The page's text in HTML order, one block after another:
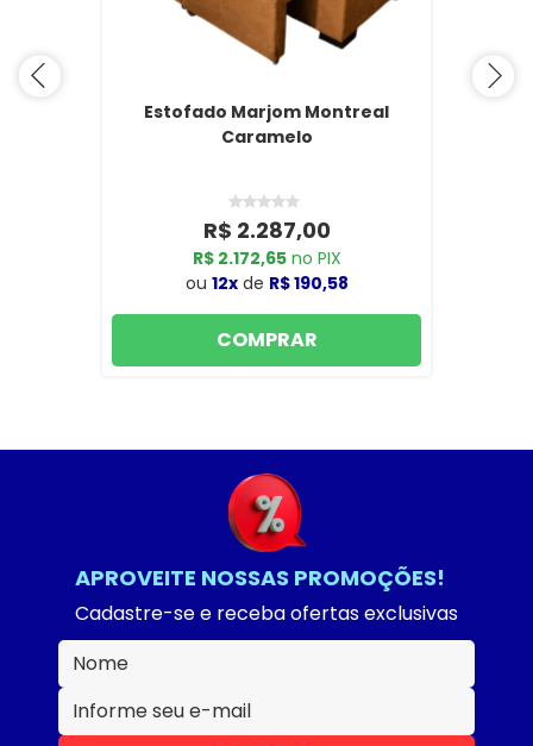
Estofado Marjom Montreal
Caramelo
R$ 2.287,00
R$ 2.172,65no PIX
ou 12xde R$ 190,58
COMPRAR
APROVEITE NOSSAS PROMOÇÕES!
Cadastre-se e receba ofertas exclusivas